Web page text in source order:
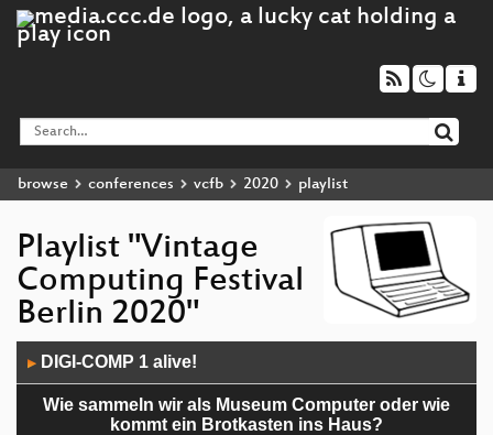
browse conferences vcfb 2020 playlist
Playlist "Vintage
Computing Festival
Berlin 2020"
Player
▶ DIGI-COMP 1 alive!
Wie sammeln wir als Museum Computer oder wie
kommt ein Brotkasten ins Haus?